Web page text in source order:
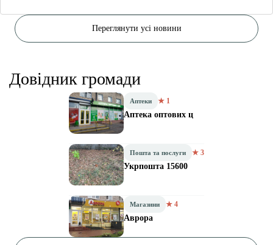
Переглянути усі новини
Довідник громади
Аптеки ★ 1
Аптека оптових ц
Пошта та послуги ★ 3
Укрпошта 15600
Магазини ★ 4
Аврора